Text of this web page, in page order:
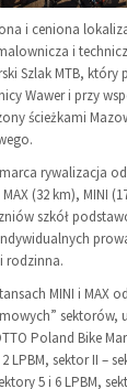
i ceniona
i
Szlak MTB, który
Wawer i przy
ścieżkami
rywalizacja
(32 km), MINI
szkół
rodzinna.
MINI i MAX
sektorów,
Poland Bike
LPBM, sektor II –
5 i 6 LPBM,